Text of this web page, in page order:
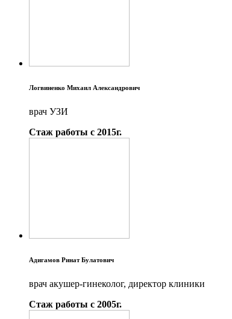
Логвиненко Михаил Александрович
врач УЗИ
Стаж работы с 2015г.
Адигамов Ринат Булатович
врач акушер-гинеколог, директор клиники
Стаж работы с 2005г.